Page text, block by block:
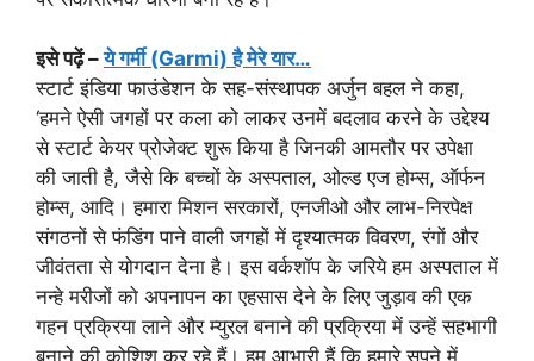
इसे पढ़ें –ये गर्मी (Garmi) है मेरे यार…
स्‍टार्ट इंडिया फाउंडेशन के सह-संस्‍थापक अर्जुन बहल ने कहा,
‘हमने ऐसी जगहों पर कला को लाकर उनमें बदलाव करने के उद्देश्‍य
से स्‍टार्ट केयर प्रोजेक्‍ट शुरू किया है जिनकी आमतौर पर उपेक्षा
की जाती है, जैसे कि बच्‍चों के अस्‍पताल, ओल्‍ड एज होम्‍स, ऑर्फन
होम्‍स, आदि। हमारा मिशन सरकारों, एनजीओ और लाभ-निरपेक्ष
संगठनों से फंडिंग पाने वाली जगहों में दृश्यात्मक विवरण, रंगों और
जीवंतता से योगदान देना है। इस वर्कशॉप के जरिये हम अस्‍पताल में
नन्‍हे मरीजों को अपनापन का एहसास देने के लिए जुड़ाव की एक
गहन प्रक्रिया लाने और म्‍युरल बनाने की प्रक्रिया में उन्‍हें सहभागी